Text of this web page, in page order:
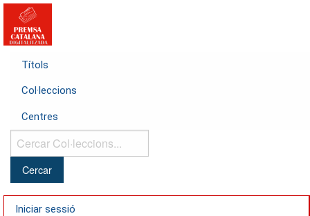
Títols
Col·leccions
Centres
Cercar
Col·leccions...
Iniciar sessió